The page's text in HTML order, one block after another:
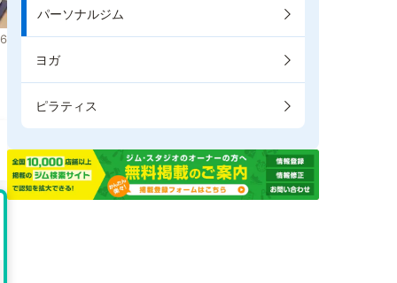
パーソナルジム
ヨガ
ピラティス